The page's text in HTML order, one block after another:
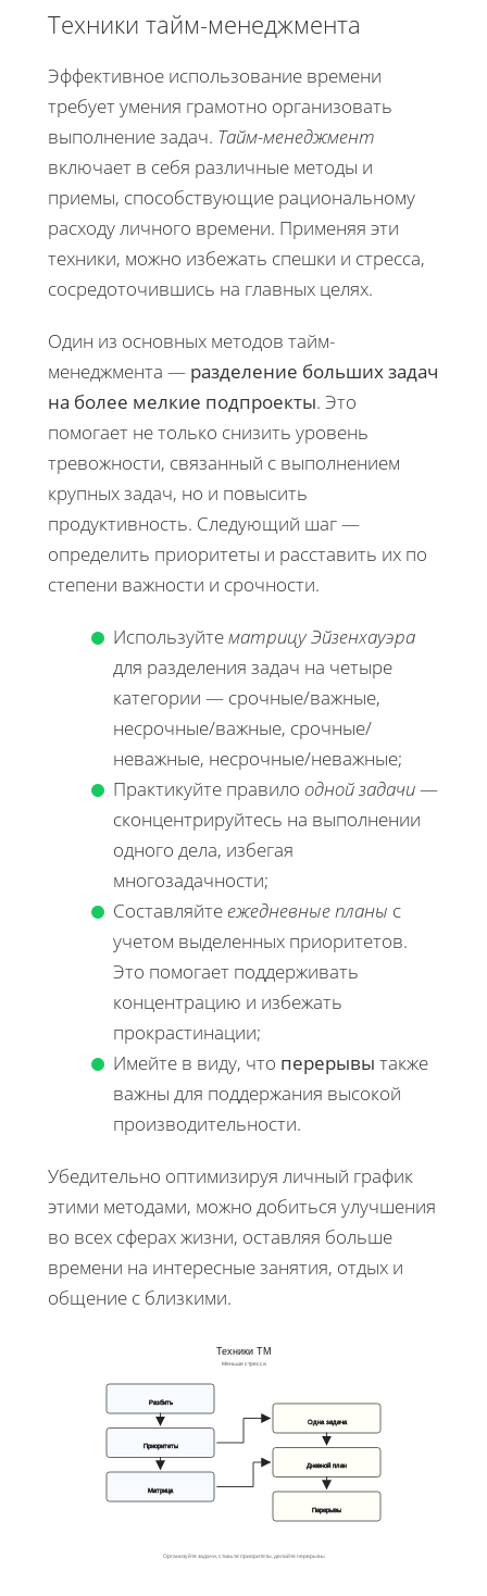
Техники тайм-менеджмента
Эффективное использование времени
требует умения грамотно организовать
выполнение задач. Тайм-менеджмент
включает в себя различные методы и
приемы, способствующие рациональному
расходу личного времени. Применяя эти
техники, можно избежать спешки и стресса,
сосредоточившись на главных целях.
Один из основных методов тайм-
менеджмента — разделение больших задач
на более мелкие подпроекты. Это
помогает не только снизить уровень
тревожности, связанный с выполнением
крупных задач, но и повысить
продуктивность. Следующий шаг —
определить приоритеты и расставить их по
степени важности и срочности.
Используйтематрицу Эйзенхауэра
для разделения задач на четыре
категории — срочные/важные,
несрочные/важные, срочные/
неважные, несрочные/неважные;
Практикуйте правило одной задачи—
сконцентрируйтесь на выполнении
одного дела, избегая
многозадачности;
Составляйтеежедневные планы с
учетом выделенных приоритетов.
Это помогает поддерживать
концентрацию и избежать
прокрастинации;
Имейте в виду, что перерывы также
важны для поддержания высокой
производительности.
Убедительно оптимизируя личный график
этими методами, можно добиться улучшения
во всех сферах жизни, оставляя больше
времени на интересные занятия, отдых и
общение с близкими.
Техники ТМ
Меньше стресса
Разбить
Приоритеты
Матрица
Одна задача
Дневной план
Перерывы
Организуйте задачи, ставьте приоритеты, делайте перерывы